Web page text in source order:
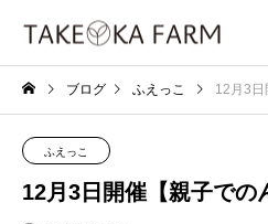
ブログ ふえっこ 12月3日
ふえっこ
12月3日開催【親子での